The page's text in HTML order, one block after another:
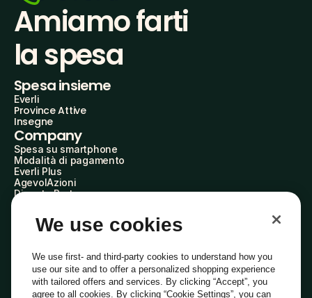
Amiamo farti
la spesa
Spesa insieme
Everli
Province Attive
Insegne
Company
Spesa su smartphone
Modalità di pagamento
Everli Plus
AgevolAzioni
Diventa Partner
Everli Shoppers
About Us
Everli News
Domande frequenti
Lavora con noi
Diventa Shopper
We use cookies
We use first- and third-party cookies to understand how you
use our site and to offer a personalized shopping experience
with tailored offers and services. By clicking “Accept”, you
agree to all cookies. By clicking “Cookie Settings”, you can